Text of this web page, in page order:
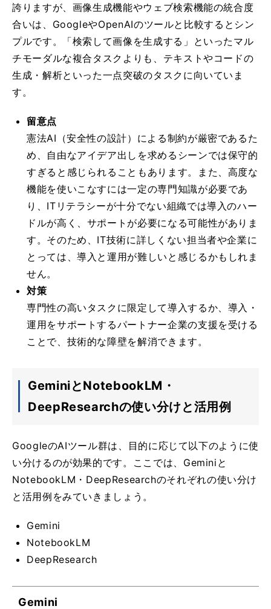
誇りますが、画像生成機能やウェブ検索機能の統合度
合いは、GoogleやOpenAIのツールと比較するとシン
プルです。「検索して画像を生成する」といったマル
チモーダルな複合タスクよりも、テキストやコードの
生成・解析といった一点突破のタスクに向いていま
す。
留意点
憲法AI（安全性の設計）による制約が厳密であるた
め、自由なアイデア出しを求めるシーンでは保守的
すぎると感じられることもあります。また、高度な
機能を使いこなすには一定の専門知識が必要であ
り、ITリテラシーが十分でない組織では導入のハー
ドルが高く、サポートが必要になる可能性がありま
す。そのため、IT技術に詳しくない担当者や企業に
とっては、導入と運用が難しいと感じるかもしれま
せん。
対策
専門性の高いタスクに限定して導入するか、導入・
運用をサポートするパートナー企業の支援を受ける
ことで、技術的な障壁を解消できます。
GeminiとNotebookLM・
DeepResearchの使い分けと活用例
GoogleのAIツール群は、目的に応じて以下のように使
い分けるのが効果的です。ここでは、Geminiと
NotebookLM・DeepResearchのそれぞれの使い分け
と活用例をみていきましょう。
Gemini
NotebookLM
DeepResearch
Gemini